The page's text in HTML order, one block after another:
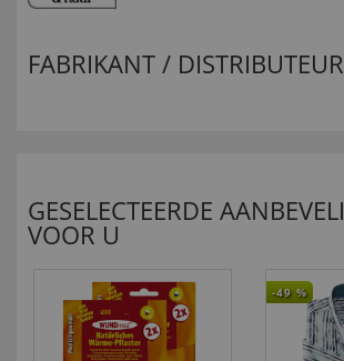
FABRIKANT / DISTRIBUTEUR
GESELECTEERDE
VOOR U
-49 %